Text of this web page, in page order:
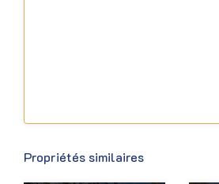
Propriétés similaires